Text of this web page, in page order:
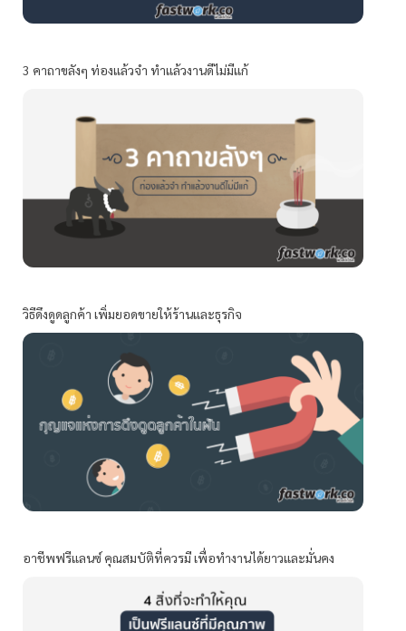
3 คาถาขลังๆ ท่องแล้วจำ ทำแล้วงานดีไม่มีแก้
วิธีดึงดูดลูกค้า เพิ่มยอดขายให้ร้านและธุรกิจ
อาชีพฟรีแลนซ์ คุณสมบัติที่ควรมี เพื่อทำงานได้ยาวและมั่นคง